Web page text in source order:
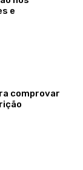
e
comprovar